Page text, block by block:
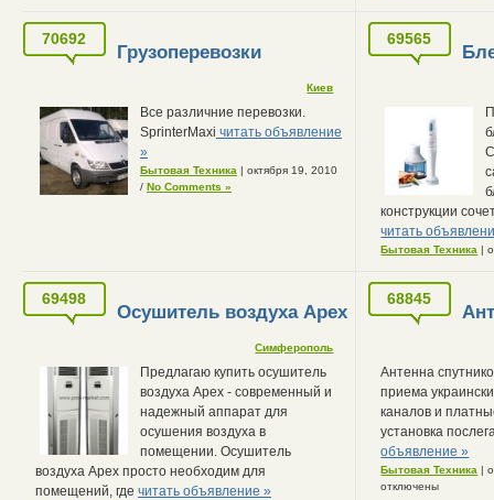
70692
Грузоперевозки
Киев
Все различние перевозки.
SprinterMaxi читать объявление
»
Бытовая Техника | октября 19, 2010
/ No Comments »
69565
конструкции
читать
Бытовая Техника |
69498
Осушитель воздуха Apex
Симферополь
Предлагаю купить осушитель
воздуха Apex - современный и
надежный аппарат для
осушения воздуха в
помещении. Осушитель
воздуха Apex просто необходим для
помещений, где читать объявление »
68845
Антенна
приема
каналов и
установка
объявление »
Бытовая Техника |
отключены